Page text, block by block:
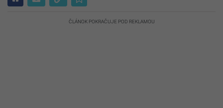
ČLÁNOK POKRAČUJE POD REKLAMOU